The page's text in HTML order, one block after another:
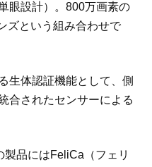
眼設計）。800万画素の
ズという組み合わせで
生体認証機能として、側
合されたセンサーによる
製品にはFeliCa（フェリ